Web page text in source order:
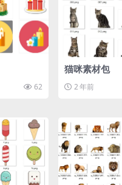
62
猫咪素材包
2 年前